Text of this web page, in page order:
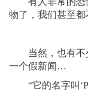
物了，我们甚至
当然，也有不
一个假新闻…
“它的名字叫